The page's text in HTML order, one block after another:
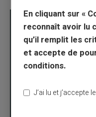
En cliquant sur «
reconnaît avoir lu
qu’il remplit les
et accepte de
conditions.
J’ai lu et j’accepte